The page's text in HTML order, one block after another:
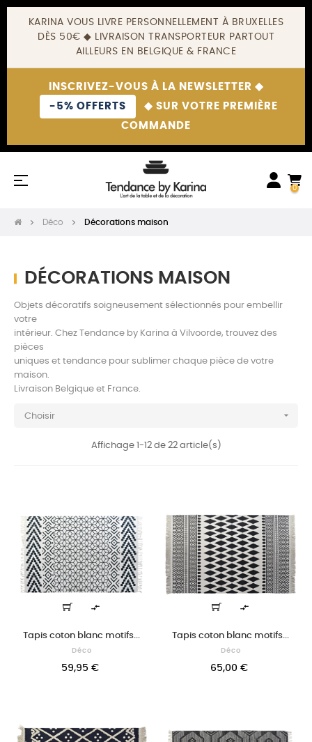
KARINA VOUS LIVRE PERSONNELLEMENT À BRUXELLES
DÈS 50€ ◆ LIVRAISON TRANSPORTEUR PARTOUT
AILLEURS EN BELGIQUE & FRANCE
INSCRIVEZ-VOUS À LA NEWSLETTER ◆
-5% OFFERTS
◆ SUR VOTRE PREMIÈRE
COMMANDE
Basculer
☰
0
Déco Décorations maison
DÉCORATIONS MAISON
Objets décoratifs soigneusement sélectionnés pour embellir
votre
intérieur. Chez Tendance by Karina à Vilvoorde, trouvez des
pièces
uniques et tendance pour sublimer chaque pièce de votre
maison.
Livraison Belgique et France.
Choisir 
Affichage 1-12 de 22 article(s)

Tapis coton blanc motifs...
Déco
59,95 €

Tapis coton blanc motifs...
Déco
65,00 €